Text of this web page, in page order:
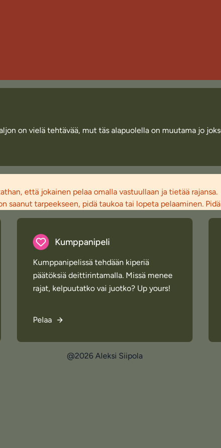
on vielä tehtävää, mut täs alapuolella on muutama jo
että jokainen pelaa omalla vastuullaan ja tietää rajansa.
tarpeekseen, pidä taukoa tai lopeta pelaaminen.
Kumppanipeli
Kumppanipelissä tehdään kiperiä
päätöksiä deittirintamalla. Missä menee
rajat, kelpuutatko vai juotko? Up yours!
Pelaa
@2026 Aleksi Siipola